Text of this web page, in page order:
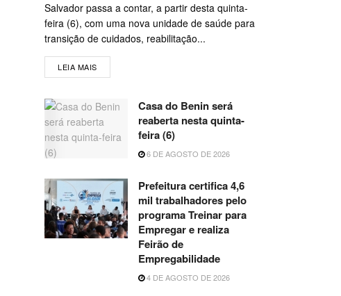
Salvador passa a contar, a partir desta quinta-
feira (6), com uma nova unidade de saúde para
transição de cuidados, reabilitação...
LEIA MAIS
Casa do Benin será
reaberta nesta quinta-
feira (6)
6 DE AGOSTO DE 2026
Prefeitura certifica 4,6
mil trabalhadores pelo
programa Treinar para
Empregar e realiza
Feirão de
Empregabilidade
4 DE AGOSTO DE 2026